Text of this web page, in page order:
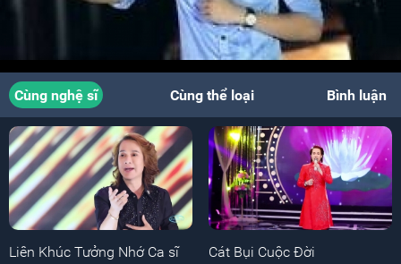
Cùng nghệ sĩ Cùng thể loại Bình luận
Liên Khúc Tưởng Nhớ Ca sĩ
Cát Bụi Cuộc Đời